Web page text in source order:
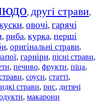
, другі страви,
, овочі, гарячі
, риба, курка, перші
, оригінальні страви,
, гарніри, пісні страви,
, печиво, фрукти, піца,
, соуси, статті,
страви, рис, дитячі
, макарони